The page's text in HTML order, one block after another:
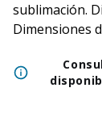
sublimación.
Dimensiones